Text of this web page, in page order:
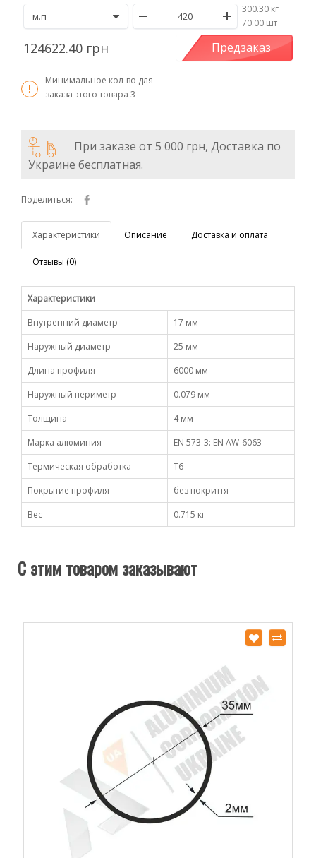
300.30 кг
/70.00 шт
124622.40 грн Предзаказ
Минимальное кол-во для
заказа этого товара 3
При заказе от 5 000 грн, Доставка по
Украине бесплатная.
Поделиться:
Характеристики Описание Доставка и оплата
Отзывы (0)
Характеристики
Внутренний диаметр
17 мм
Наружный диаметр
25 мм
Длина профиля
6000 мм
Наружный периметр
0.079 мм
Толщина
4 мм
Марка алюминия
EN 573-3: EN AW-6063
Термическая обработка
Т6
Покрытие профиля
без покриття
Вес
0.715 кг
С этим товаром заказывают